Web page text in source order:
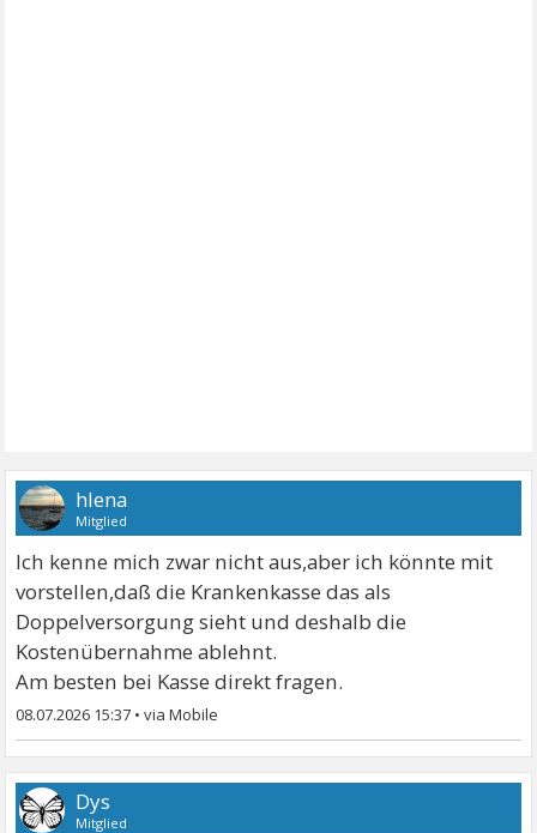
hlena
Mitglied
Ich kenne mich zwar nicht aus,aber ich könnte mit
vorstellen,daß die Krankenkasse das als
Doppelversorgung sieht und deshalb die
Kostenübernahme ablehnt.
Am besten bei Kasse direkt fragen.
08.07.2026 15:37 •
Dys
Mitglied